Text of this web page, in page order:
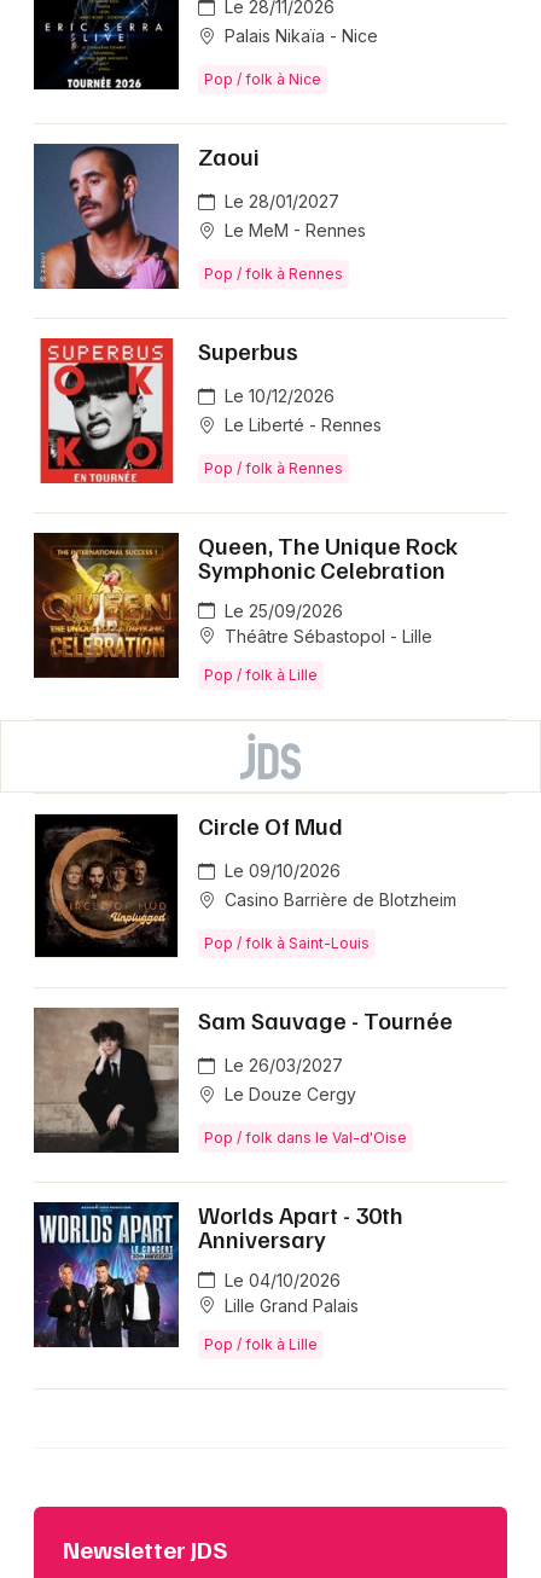
Le 28/11/2026
Palais Nikaïa - Nice
Pop / folk à Nice
Zaoui
Le 28/01/2027
Le MeM - Rennes
Pop / folk à Rennes
Superbus
Le 10/12/2026
Le Liberté - Rennes
Pop / folk à Rennes
Queen, The Unique Rock
Symphonic Celebration
Le 25/09/2026
Théâtre Sébastopol - Lille
Pop / folk à Lille
Circle Of Mud
Le 09/10/2026
Casino Barrière de Blotzheim
Pop / folk à Saint-Louis
Sam Sauvage - Tournée
Le 26/03/2027
Le Douze Cergy
Pop / folk dans le Val-d'Oise
Worlds Apart - 30th
Anniversary
Le 04/10/2026
Lille Grand Palais
Pop / folk à Lille
Newsletter JDS